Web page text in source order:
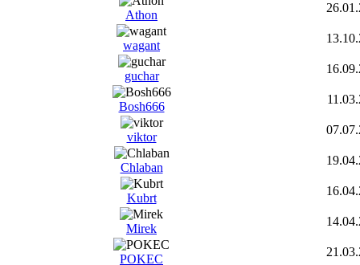
Athon
wagant
guchar
Bosh666
viktor
Chlaban
Kubrt
Mirek
POKEC